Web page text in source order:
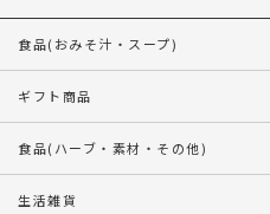
食品(おみそ汁・スープ)
ギフト商品
食品(ハーブ・素材・その他)
生活雑貨